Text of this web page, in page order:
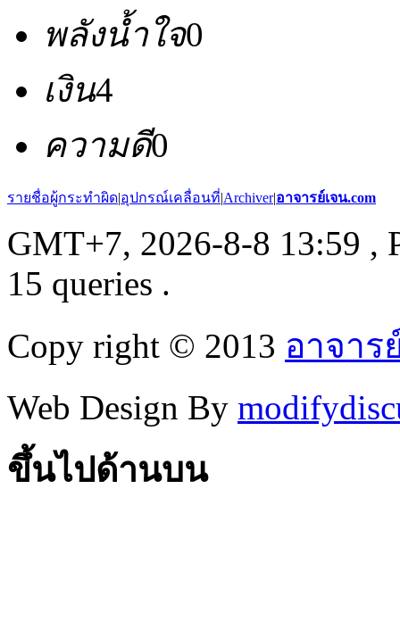
พลังน้ำใจ0
เงิน4
ความดี0
รายชื่อผู้กระทำผิด|อุปกรณ์เคลื่อนที่|Archiver|อาจารย์เจน.com
GMT+7, 2026-8-8 13:59 ,
15 queries .
Copy right © 2013 อาจาร
Web Design By
ขึ้นไปด้านบน